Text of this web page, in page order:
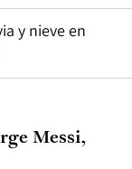
y nieve en
Messi,